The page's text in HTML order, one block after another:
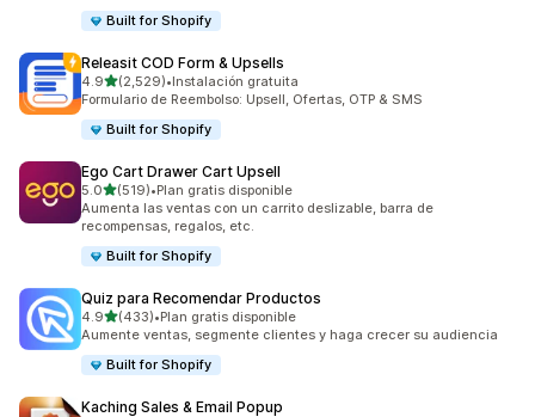
Built for Shopify
Releasit COD Form & Upsells
4.9de 5 estrellas
(2,529)
2529 reseñas en total
•Instalación gratuita
Formulario de Reembolso: Upsell, Ofertas, OTP & SMS
Built for Shopify
Ego Cart Drawer Cart Upsell
5.0de 5 estrellas
(519)
519 reseñas en total
•Plan gratis disponible
Aumenta las ventas con un carrito deslizable, barra de
recompensas, regalos, etc.
Built for Shopify
Quiz para Recomendar Productos
4.9de 5 estrellas
(433)
433 reseñas en total
•Plan gratis disponible
Aumente ventas, segmente clientes y haga crecer su audiencia
Built for Shopify
Kaching Sales & Email Popup